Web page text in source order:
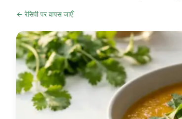
← रेसिपी पर वापस जाएँ